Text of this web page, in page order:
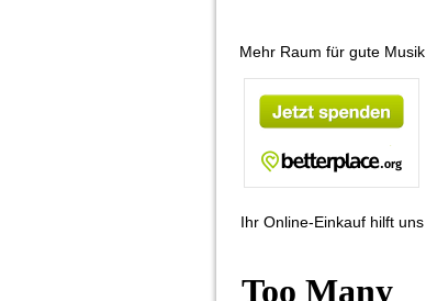
Mehr Raum für gute Musik
Ihr Online-Einkauf hilft uns